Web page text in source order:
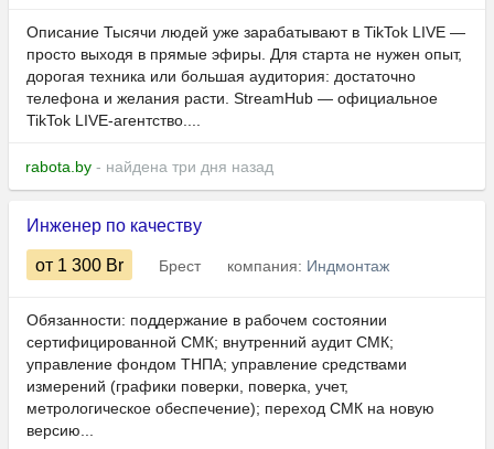
Описание Тысячи людей уже зарабатывают в TikTok LIVE —
просто выходя в прямые эфиры. Для старта не нужен опыт,
дорогая техника или большая аудитория: достаточно
телефона и желания расти. StreamHub — официальное
TikTok LIVE-агентство....
rabota.by - найдена три дня назад
Инженер по качеству
от 1 300 Br Брест компания: Индмонтаж
Обязанности: поддержание в рабочем состоянии
сертифицированной СМК; внутренний аудит СМК;
управление фондом ТНПА; управление средствами
измерений (графики поверки, поверка, учет,
метрологическое обеспечение); переход СМК на новую
версию...